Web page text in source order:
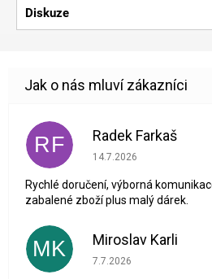
Diskuze
RF Radek Farkaš
Hodnocení obchodu je
14.7.2026
Rychlé doručení, výborná
zabalené zboží plus malý dárek.
MK Miroslav Karli
Hodnocení obchodu je
7.7.2026